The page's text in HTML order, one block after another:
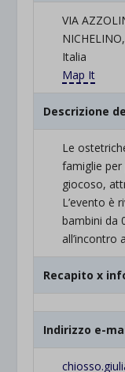
VIA
Italia
Map It
Descrizione
Le
famiglie per
giocoso,
L’evento è
bambini da
all’incontro
Recapito x
Indirizzo e-